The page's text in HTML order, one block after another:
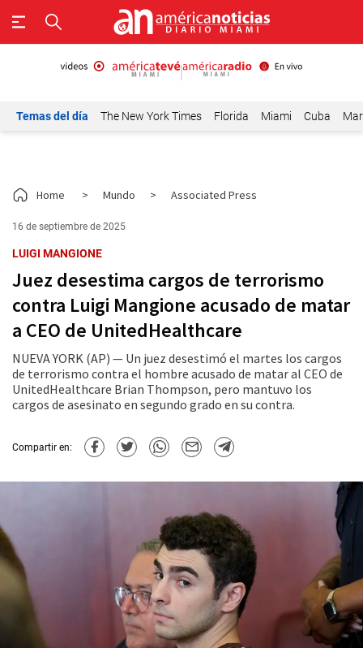
Temas del día The New York Times Florida Miami Cuba
Home > Mundo > Associated Press
16 de septiembre de 2025
LUIGI MANGIONE
Juez desestima cargos de terrorismo
contra Luigi Mangione acusado de matar
a CEO de UnitedHealthcare
NUEVA YORK (AP) — Un juez desestimó el martes los cargos
de terrorismo contra el hombre acusado de matar al CEO de
UnitedHealthcare Brian Thompson, pero mantuvo los
cargos de asesinato en segundo grado en su contra.
Compartir en: